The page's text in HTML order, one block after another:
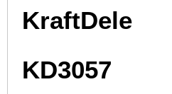
KraftDele
KD3057